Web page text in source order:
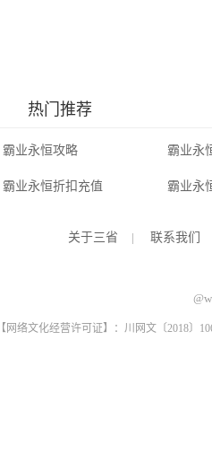
热门推荐
霸业永恒攻略 霸业永
霸业永恒折扣充值 霸业永
关于三省 | 联系我们
【网络文化经营许可证】：川网文〔2018